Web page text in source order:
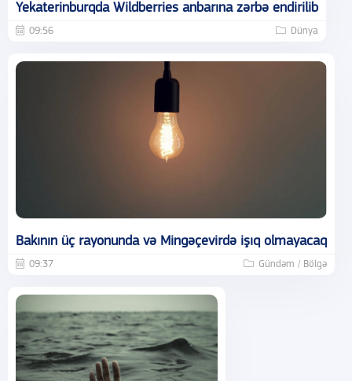
Yekaterinburqda Wildberries anbarına zərbə endirilib
09:56 Dünya
Bakının üç rayonunda və Mingəçevirdə işıq olmayacaq
09:37 Gündəm / Bölgə